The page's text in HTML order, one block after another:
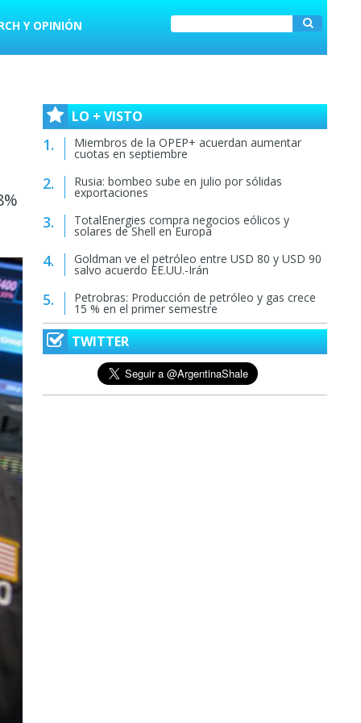
Y OPINIÓN
LO + VISTO
Miembros de la OPEP+ acuerdan aumentar
cuotas en septiembre
Rusia: bombeo sube en julio por sólidas
exportaciones
TotalEnergies compra negocios eólicos y
solares de Shell en Europa
Goldman ve el petróleo entre USD 80 y USD 90
salvo acuerdo EE.UU.-Irán
Petrobras: Producción de petróleo y gas crece
15 % en el primer semestre
TWITTER